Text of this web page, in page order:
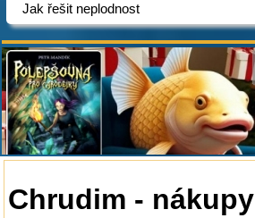
Jak řešit neplodnost
Chrudim - nákupy